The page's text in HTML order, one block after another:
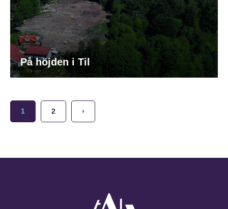
På höjden i Til
1 2 ›